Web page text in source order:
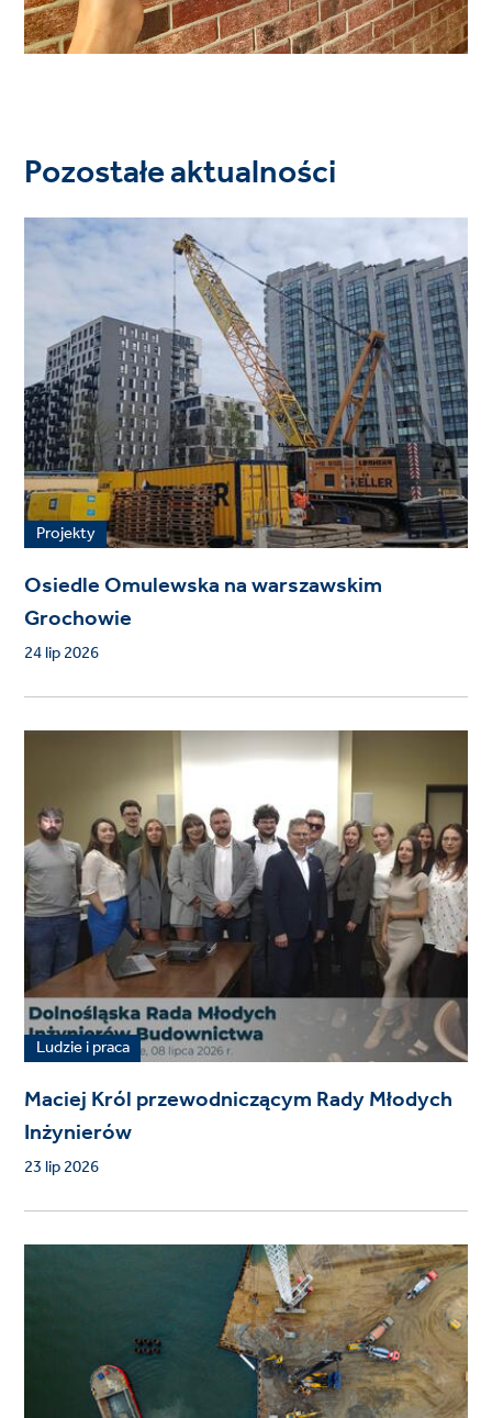
Pozostałe aktualności
Projekty
Osiedle Omulewska na warszawskim
Grochowie
24 lip 2026
Ludzie i praca
Maciej Król przewodniczącym Rady Młodych
Inżynierów
23 lip 2026